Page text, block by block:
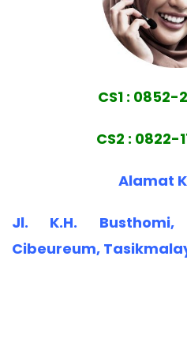
CS1 : 0852-
CS2 : 0822-
Alamat
Jl. K.H. Busthomi,
Cibeureum,